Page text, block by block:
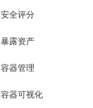
安全评分
暴露资产
容器管理
容器可视化